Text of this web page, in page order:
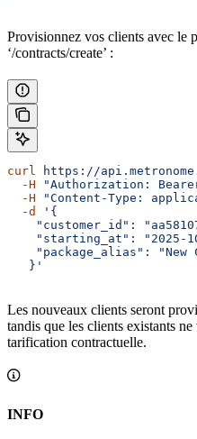
Provisionnez vos clients avec le
‘/contracts/create’ :
curl https://
  -H
"Authorization: Bearer
  -H
"Content-Type:
  -d
'{
"customer_id":
"starting_at": "2025-
"package_alias": "New
   }'
Les nouveaux clients seront
tandis que les clients existants
tarification contractuelle.
INFO